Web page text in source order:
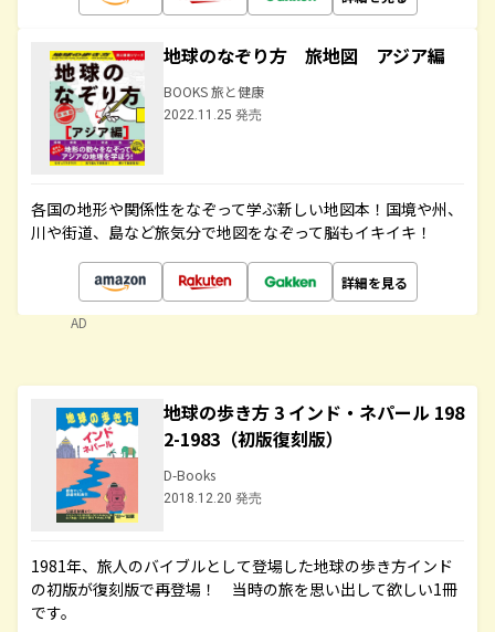
地球のなぞり方 旅地図 アジア編
BOOKS 旅と健康
2022.11.25 発売
各国の地形や関係性をなぞって学ぶ新しい地図本！国境や州、
川や街道、島など旅気分で地図をなぞって脳もイキイキ！
詳細を見る
AD
地球の歩き方 3 インド・ネパール 198
2-1983（初版復刻版）
D-Books
2018.12.20 発売
1981年、旅人のバイブルとして登場した地球の歩き方インド
の初版が復刻版で再登場！ 当時の旅を思い出して欲しい1冊
です。